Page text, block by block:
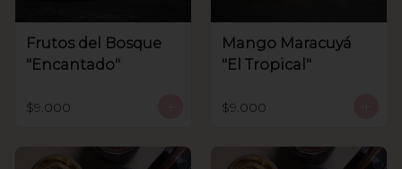
Frutos del Bosque
"Encantado"
$9.000
Mango Maracuyá
"El Tropical"
$9.000